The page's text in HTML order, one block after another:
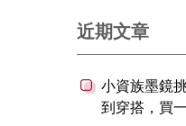
近期文章
小資族墨鏡
到穿搭，買